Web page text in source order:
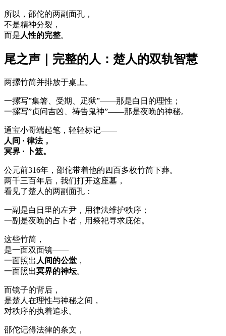
所以，邵佗的两副面孔，
不是精神分裂，
而是 人性的完整。
尾之声｜完整的人：楚人的双轨智慧
两摞竹简并排放于桌上。
一摞写”集箸、受期、疋狱”——那是白日的理性；
一摞写”贞问吉凶、祷告鬼神”——那是夜晚的神秘。
通宝小哥端起笔，轻轻标记——
人间 · 律法，
冥界 · 卜筮。
公元前316年，邵佗带着他的四百多枚竹简下葬。
两千三百年后，我们打开这座墓，
看见了楚人的两副面孔：
一副是白日里的左尹，用律法维护秩序；
一副是夜晚的占卜者，用祭祀寻求庇佑。
这些竹简，
是一面双面镜——
一面照出 人间的公堂 ，
一面照出冥界的神坛。
而镜子的背后，
是楚人在理性与神秘之间，
对秩序的执着追求。
邵佗记得法律的条文，